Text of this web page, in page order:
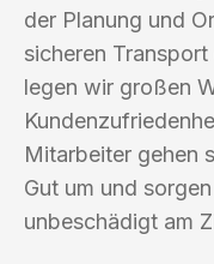
der Planung und
sicheren
legen wir großen
Mitarbeiter gehen
Gut um und
unbeschädigt am